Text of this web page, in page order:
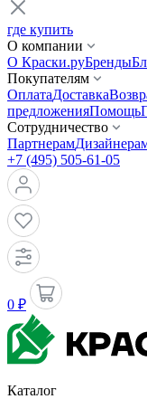
где купить
О компании
О Краски.руБренды
Покупателям
ОплатаДоставка
предложенияПомощь
Сотрудничество
Партнерам
+7 (495) 505-61-05
0 ₽
Каталог